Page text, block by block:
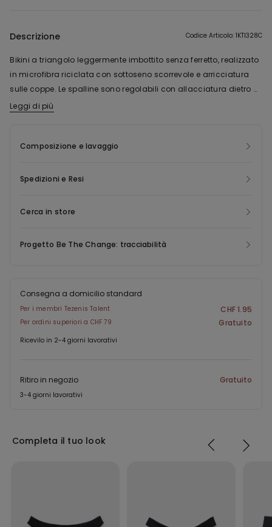
Descrizione Codice Articolo: 1KTI328C
Bikini a triangolo leggermente imbottito senza ferretto, realizzato
in microfibra riciclata con sottoseno scorrevole e arricciatura
sulle coppe. Le spalline sono regolabili con allacciatura dietro al
collo o sulla schiena, tramite le asole presenti sui laccetti. La
Il tessuto di questo capo contiene un filato certificato riciclato,
correttamente smaltite. Per la creazione di questo nuovo capo
Leggi di più
Composizione e lavaggio
Spedizioni e Resi
Cerca in store
Progetto Be The Change: tracciabilità
Consegna a domicilio standard
Per i membri Tezenis Talent CHF 1.95
Per ordini superiori a CHF 79 Gratuito
Ricevilo in 2-4 giorni lavorativi
Ritiro in negozio Gratuito
3-4 giorni lavorativi
Completa il tuo look